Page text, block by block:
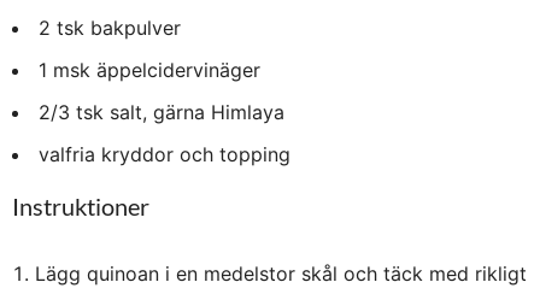
2 tsk bakpulver
1 msk äppelcidervinäger
2/3 tsk salt, gärna Himlaya
valfria kryddor och topping
Instruktioner
Lägg quinoan i en medelstor skål och täck med rikligt